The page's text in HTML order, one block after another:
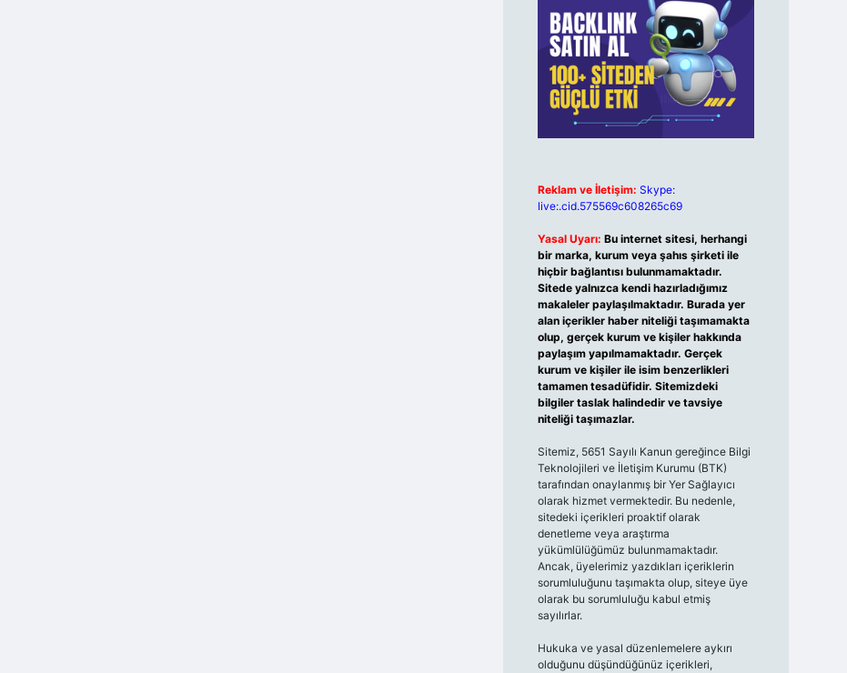
Reklam ve İletişim: Skype:
live:.cid.575569c608265c69
Yasal Uyarı: Bu internet sitesi, herhangi
bir marka, kurum veya şahıs şirketi ile
hiçbir bağlantısı bulunmamaktadır.
Sitede yalnızca kendi hazırladığımız
makaleler paylaşılmaktadır. Burada yer
alan içerikler haber niteliği taşımamakta
olup, gerçek kurum ve kişiler hakkında
paylaşım yapılmamaktadır. Gerçek
kurum ve kişiler ile isim benzerlikleri
tamamen tesadüfidir. Sitemizdeki
bilgiler taslak halindedir ve tavsiye
niteliği taşımazlar.
Sitemiz, 5651 Sayılı Kanun gereğince Bilgi
Teknolojileri ve İletişim Kurumu (BTK)
tarafından onaylanmış bir Yer Sağlayıcı
olarak hizmet vermektedir. Bu nedenle,
sitedeki içerikleri proaktif olarak
denetleme veya araştırma
yükümlülüğümüz bulunmamaktadır.
Ancak, üyelerimiz yazdıkları içeriklerin
sorumluluğunu taşımakta olup, siteye üye
olarak bu sorumluluğu kabul etmiş
sayılırlar.
Hukuka ve yasal düzenlemelere aykırı
olduğunu düşündüğünüz içerikleri,